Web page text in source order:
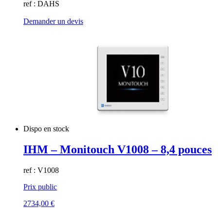
ref : DAHS
Demander un devis
Dispo en stock
IHM – Monitouch V1008 – 8,4 pouces
ref : V1008
Prix public
2734,00 €